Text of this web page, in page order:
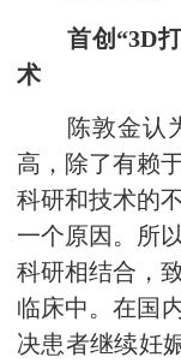
首创“3D打
术
陈敦金认为
高，除了有赖
科研和技术的
一个原因。所
科研相结合，
临床中。在国
决患者继续妊